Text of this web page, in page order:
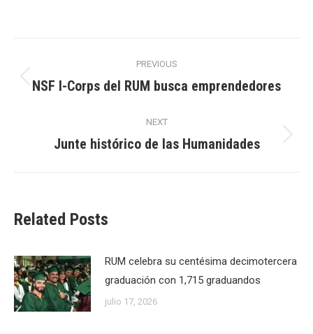
navigation
PREVIOUS
Previous
NSF I-Corps del RUM busca emprendedores
NEXT
Next
Junte histórico de las Humanidades
Related Posts
RUM celebra su centésima decimotercera
graduación con 1,715 graduandos
julio 17, 2026